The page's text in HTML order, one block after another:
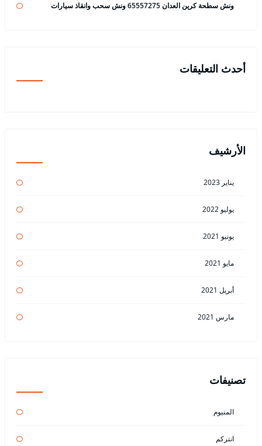
ونش سطحة كرين العدان 65557275 ونش سحب وانقاذ سيارات
أحدث التعليقات
الأرشيف
يناير 2023
يوليو 2022
يونيو 2021
مايو 2021
أبريل 2021
مارس 2021
تصنيفات
المنيوم
انتركم